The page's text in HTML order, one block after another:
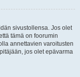
sivustollensa. Jos olet
tämä on foorumin
annettavien varoitusten
jos olet epävarma